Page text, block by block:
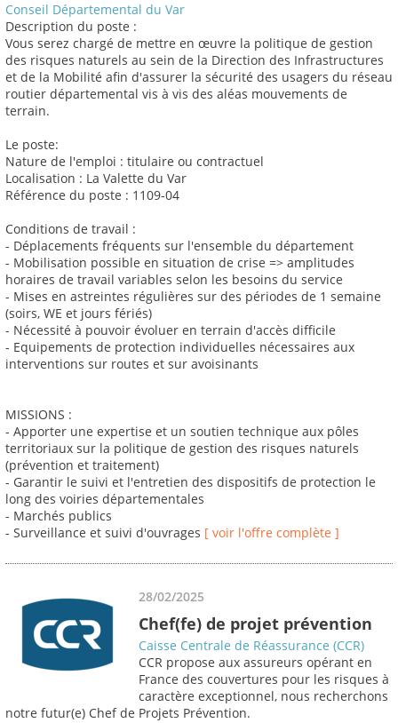
Conseil Départemental du Var
Description du poste :
Vous serez chargé de mettre en œuvre la politique de gestion
des risques naturels au sein de la Direction des Infrastructures
et de la Mobilité afin d'assurer la sécurité des usagers du réseau
routier départemental vis à vis des aléas mouvements de
terrain.
Le poste:
Nature de l'emploi : titulaire ou contractuel
Localisation : La Valette du Var
Référence du poste : 1109-04
Conditions de travail :
- Déplacements fréquents sur l'ensemble du département
- Mobilisation possible en situation de crise => amplitudes
horaires de travail variables selon les besoins du service
- Mises en astreintes régulières sur des périodes de 1 semaine
(soirs, WE et jours fériés)
- Nécessité à pouvoir évoluer en terrain d'accès difficile
- Equipements de protection individuelles nécessaires aux
interventions sur routes et sur avoisinants
MISSIONS :
- Apporter une expertise et un soutien technique aux pôles
territoriaux sur la politique de gestion des risques naturels
(prévention et traitement)
- Garantir le suivi et l'entretien des dispositifs de protection le
long des voiries départementales
- Marchés publics
- Surveillance et suivi d'ouvrages [ voir l'offre complète ]
28/02/2025
Chef(fe) de projet prévention
Caisse Centrale de Réassurance (CCR)
CCR propose aux assureurs opérant en
France des couvertures pour les risques à
caractère exceptionnel, nous recherchons
notre futur(e) Chef de Projets Prévention.